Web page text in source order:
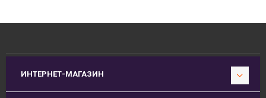
ИНТЕРНЕТ-МАГАЗИН